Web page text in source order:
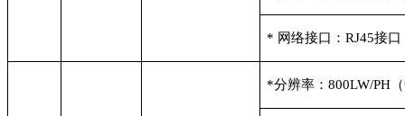
* 网络接口：RJ45接口
*分辨率：800LW/PH